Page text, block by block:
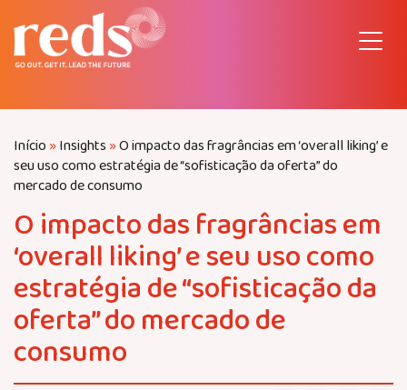
para
conteúdo
Início »Insights »O impacto das fragrâncias em ‘overall liking’ e
seu uso como estratégia de “sofisticação da oferta” do
mercado de consumo
O impacto das fragrâncias em
‘overall liking’ e seu uso como
estratégia de “sofisticação da
oferta” do mercado de
consumo